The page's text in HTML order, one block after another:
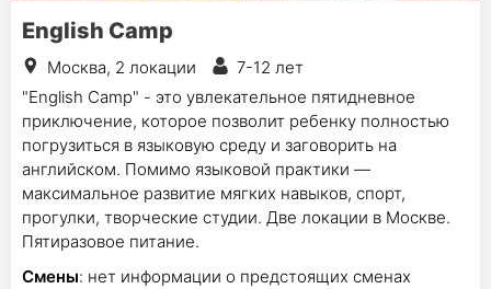
English Camp
Москва, 2 локации
7-12 лет
"English Camp" - это увлекательное пятидневное
приключение, которое позволит ребенку полностью
погрузиться в языковую среду и заговорить на
английском. Помимо языковой практики —
максимальное развитие мягких навыков, спорт,
прогулки, творческие студии. Две локации в Москве.
Пятиразовое питание.
Смены: нет информации о предстоящих сменах